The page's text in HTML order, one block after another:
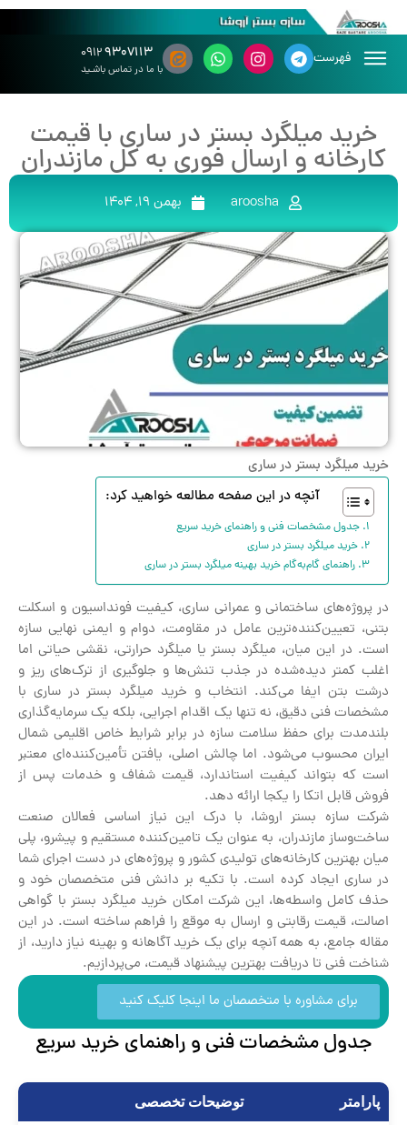
فهرست ۹۳۰۷۱۱۳۰۹۱۲
با ما در تماس باشـید
خرید میلگرد بستر در ساری با قیمت
کارخانه و ارسال فوری به کل مازندران
aroosha بهمن 19, 1404
خرید میلگرد بستر در ساری
آنچه در این صفحه مطالعه خواهید کرد:
جدول مشخصات فنی و راهنمای خرید سریع
خرید میلگرد بستر در ساری
راهنمای گام‌به‌گام خرید بهینه میلگرد بستر در ساری
در پروژه‌های ساختمانی و عمرانی ساری، کیفیت فونداسیون و اسکلت
بتنی، تعیین‌کننده‌ترین عامل در مقاومت، دوام و ایمنی نهایی سازه
است. در این میان، میلگرد بستر یا میلگرد حرارتی، نقشی حیاتی اما
اغلب کمتر دیده‌شده در جذب تنش‌ها و جلوگیری از ترک‌های ریز و
درشت بتن ایفا می‌کند. انتخاب و خرید میلگرد بستر در ساری با
مشخصات فنی دقیق، نه تنها یک اقدام اجرایی، بلکه یک سرمایه‌گذاری
بلندمدت برای حفظ سلامت سازه در برابر شرایط خاص اقلیمی شمال
ایران محسوب می‌شود. اما چالش اصلی، یافتن تأمین‌کننده‌ای معتبر
است که بتواند کیفیت استاندارد، قیمت شفاف و خدمات پس از
فروش قابل اتکا را یکجا ارائه دهد.
شرکت سازه بستر اروشا، با درک این نیاز اساسی فعالان صنعت
ساخت‌وساز مازندران، به عنوان یک تامین‌کننده مستقیم و پیشرو، پلی
میان بهترین کارخانه‌های تولیدی کشور و پروژه‌های در دست اجرای شما
در ساری ایجاد کرده است. با تکیه بر دانش فنی متخصصان خود و
حذف کامل واسطه‌ها، این شرکت امکان خرید میلگرد بستر با گواهی
اصالت، قیمت رقابتی و ارسال به موقع را فراهم ساخته است. در این
مقاله جامع، به همه آنچه برای یک خرید آگاهانه و بهینه نیاز دارید، از
شناخت فنی تا دریافت بهترین پیشنهاد قیمت، می‌پردازیم.
برای مشاوره با متخصصان ما اینجا کلیک کنید
جدول مشخصات فنی و راهنمای خرید سریع
پارامتر توضیحات تخصصی